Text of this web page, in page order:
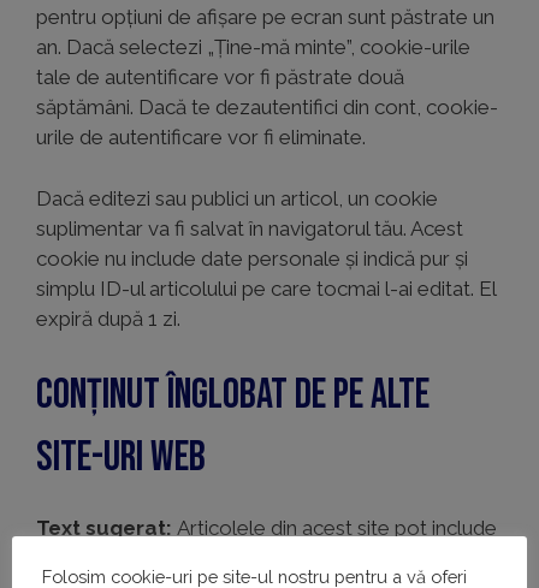
pentru opțiuni de afișare pe ecran sunt păstrate un
an. Dacă selectezi „Ține-mă minte”, cookie-urile
tale de autentificare vor fi păstrate două
săptămâni. Dacă te dezautentifici din cont, cookie-
urile de autentificare vor fi eliminate.
Dacă editezi sau publici un articol, un cookie
suplimentar va fi salvat în navigatorul tău. Acest
cookie nu include date personale și indică pur și
simplu ID-ul articolului pe care tocmai l-ai editat. El
expiră după 1 zi.
Conținut înglobat de pe alte
site-uri web
Text sugerat: Articolele din acest site pot include
Folosim cookie-uri pe site-ul nostru pentru a vă oferi